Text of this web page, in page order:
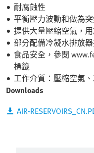
耐腐蝕性
平衡壓力波動和做為
提供大量壓縮空氣，
部分配備冷凝水排放
食品安全，參閱
標籤
工作介質：壓縮空氣
Downloads
AIR-